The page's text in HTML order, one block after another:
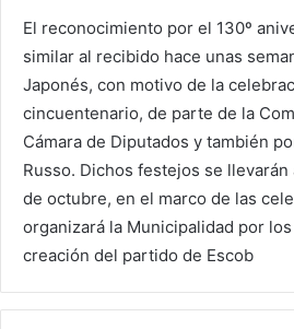
El reconocimiento por el 130º
similar al recibido hace unas
Japonés, con motivo de la
cincuentenario, de parte de la
Cámara de Diputados y también
Russo. Dichos festejos se
de octubre, en el marco de las
organizará la Municipalidad por
creación del partido de Escob